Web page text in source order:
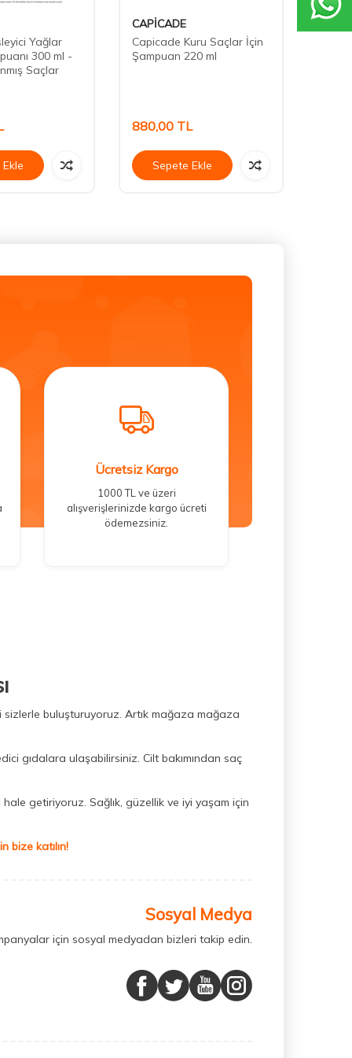
Yağlar
300 ml -
Saçlar
CAPİCADE
Capicade Kuru Saçlar İçin
Şampuan 220 ml
880,00 TL
Sepete Ekle
John
Ücretsiz Kargo
1000 TL ve üzeri
alışverişlerinizde kargo ücreti
ödemezsiniz.
sizlerle buluşturuyoruz. Artık mağaza mağaza
gıdalara ulaşabilirsiniz. Cilt bakımından saç
getiriyoruz. Sağlık, güzellik ve iyi yaşam için
bize katılın!
Sosyal Medya
için sosyal medyadan bizleri takip edin.